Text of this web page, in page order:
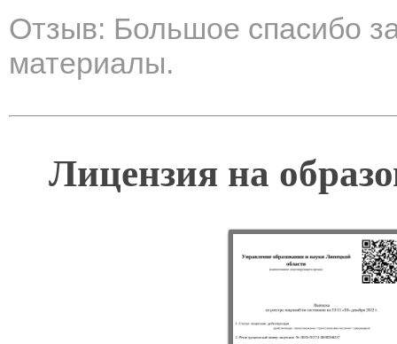
Отзыв: Большое спасибо
материалы.
Лицензия на